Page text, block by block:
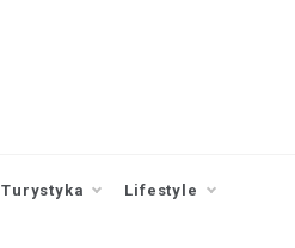
Turystyka Lifestyle